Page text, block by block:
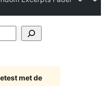
met de